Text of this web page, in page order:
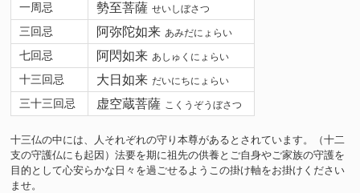
一周忌 勢至菩薩 せいしぼさつ
三回忌 阿弥陀如来 あみだにょらい
七回忌 阿閃如来 あしゅくにょらい
十三回忌 大日如来 だいにちにょらい
三十三回忌 虚空蔵菩薩 こくうぞうぼさつ
十三仏の中には、人それぞれの守り本尊があるとされています。（十二
支の守護仏にも起因）法要を期に祖先の供養とご自身やご家族の守護を
目的として心安らかな日々を過ごせるようこの掛け軸をお掛けください
ませ。